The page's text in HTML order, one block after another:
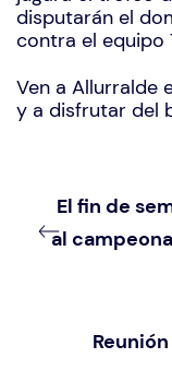
disputarán el
contra el equipo
Ven a Allurralde
y a disfrutar del
El fin de
al